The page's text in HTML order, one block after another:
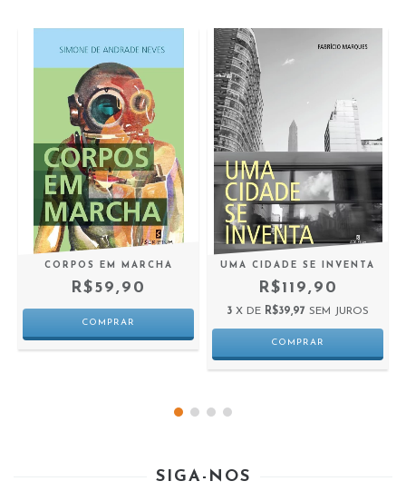
CORPOS EM MARCHA
R$59,90
UMA CIDADE SE INVENTA
R$119,90
3 X DE R$39,97 SEM JUROS
SIGA-NOS